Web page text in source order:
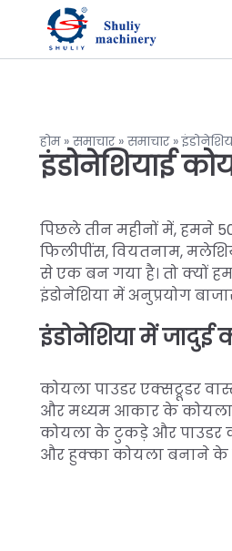
होम»समाचार»समाचार»
इंडोनेशियाई
पिछले तीन महीनों में, हमने
फिलीपींस, वियतनाम,
से एक बन गया है। तो क्यों
इंडोनेशिया में अनुप्रयोग
इंडोनेशिया में जादुई
कोयला पाउडर एक्सट्रूडर
और मध्यम आकार के कोयला
कोयला के टुकड़े और पाउडर
और हुक्का कोयला बनाने के